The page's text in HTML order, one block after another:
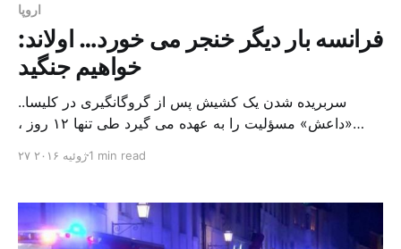
اروپا
فرانسه بار دیگر خنجر می خورد… اولاند:
خواهیم جنگید
سربریده شدن یک کشیش پس از گروگانگیری در کلیسا..
«داعش» مسؤلیت را به عهده می گیرد طی تنها ۱۲ روز ،
خواب بیدار شد. دو تروریست وارد مراسم صبحگاهی کلیسای
نفر را گروگان […]
۲۷ ژوئیه ۲۰۱۶1 min read